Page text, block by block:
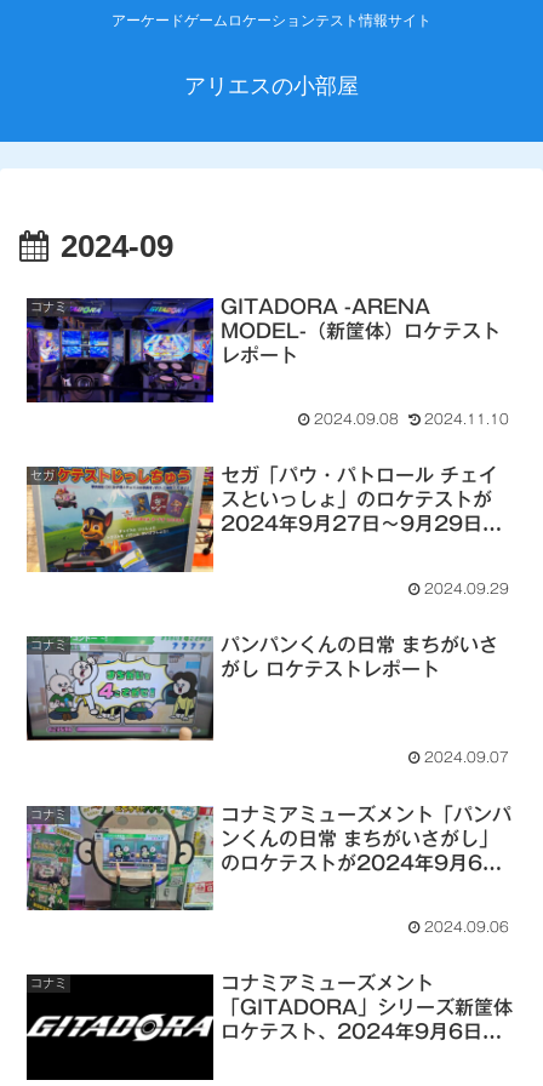
アーケードゲームロケーションテスト情報サイト
アリエスの小部屋
2024-09
コナミ
GITADORA -ARENA
MODEL-（新筐体）ロケテスト
レポート
2024.09.08 2024.11.10
セガ
セガ「パウ・パトロール チェイ
スといっしょ」のロケテストが
2024年9月27日～9月29日ま
2024.09.29
コナミ
パンパンくんの日常 まちがいさ
がし ロケテストレポート
2024.09.07
コナミ
コナミアミューズメント「パンパ
ンくんの日常 まちがいさがし」
のロケテストが2024年9月6日
2024.09.06
コナミ
コナミアミューズメント
「GITADORA」シリーズ新筐体
ロケテスト、2024年9月6日～